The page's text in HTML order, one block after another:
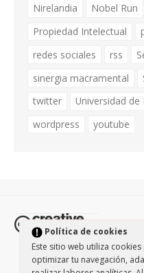
Política de cookies
Este sitio web utiliza
optimizar tu navegación,
Nirelandia
Nobel Run
Propiedad Intelectual
redes sociales
rss
sinergia macramental
twitter
Universidad de
wordpress
youtube
Todos
protegidos por la licencia
NonCommercial-